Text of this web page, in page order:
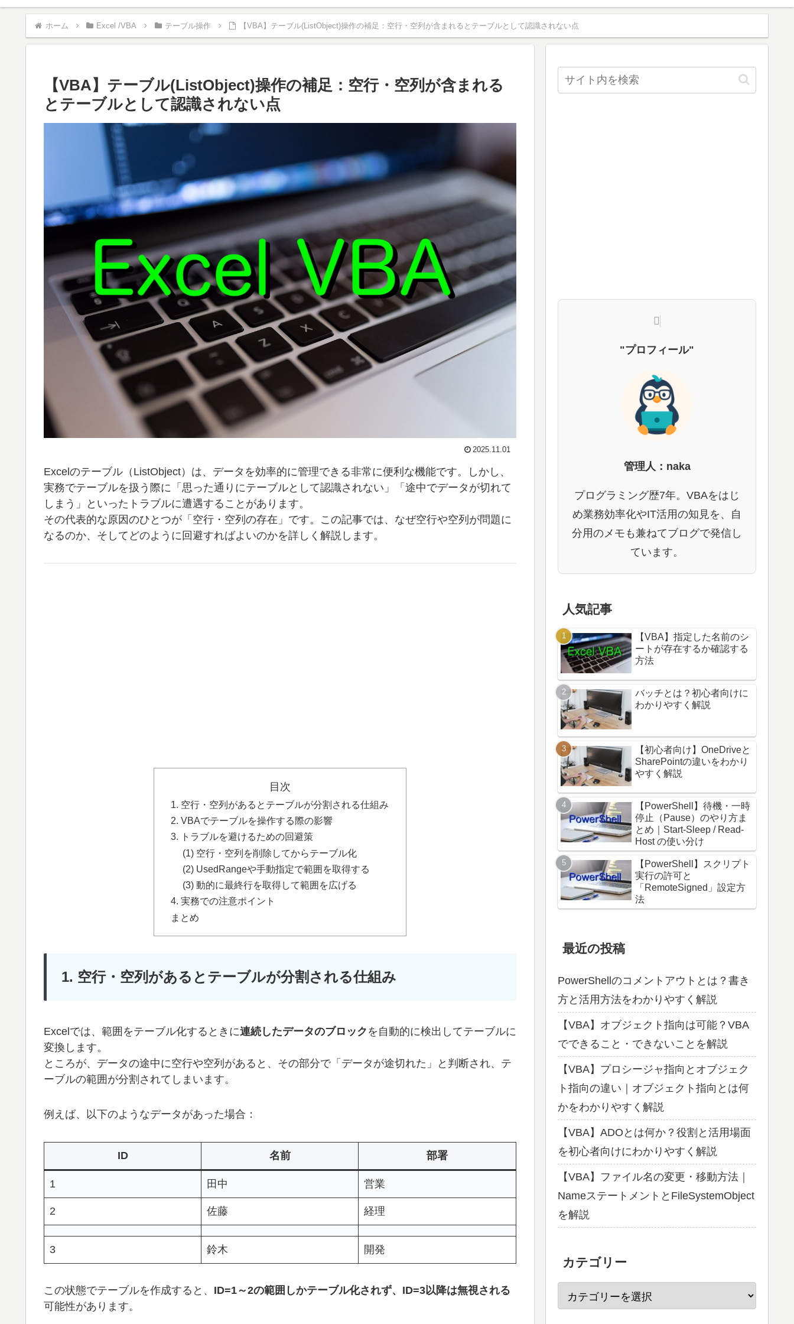
ホーム Excel /VBA テーブル操作 【VBA】テーブル(ListObject)操作の補足：空行・空列が含まれるとテーブルとして認識されない点
【VBA】テーブル(ListObject)操作の補足：空行・空列が含まれる
とテーブルとして認識されない点
2025.11.01
Excelのテーブル（ListObject）は、データを効率的に管理できる非常に便利な機能です。しかし、
実務でテーブルを扱う際に「思った通りにテーブルとして認識されない」「途中でデータが切れて
しまう」といったトラブルに遭遇することがあります。
その代表的な原因のひとつが「空行・空列の存在」です。この記事では、なぜ空行や空列が問題に
なるのか、そしてどのように回避すればよいのかを詳しく解説します。
目次
1. 空行・空列があるとテーブルが分割される仕組み
2. VBAでテーブルを操作する際の影響
3. トラブルを避けるための回避策
(1) 空行・空列を削除してからテーブル化
(2) UsedRangeや手動指定で範囲を取得する
(3) 動的に最終行を取得して範囲を広げる
4. 実務での注意ポイント
まとめ
1. 空行・空列があるとテーブルが分割される仕組み
Excelでは、範囲をテーブル化するときに連続したデータのブロック を自動的に検出してテーブルに
変換します。
ところが、データの途中に空行や空列があると、その部分で「データが途切れた」と判断され、テ
ーブルの範囲が分割されてしまいます。
例えば、以下のようなデータがあった場合：
ID 名前 部署
1 田中 営業
2 佐藤 経理
3 鈴木 開発
この状態でテーブルを作成すると、 ID=1～2の範囲しかテーブル化されず、ID=3以降は無視される
可能性があります。
"プロフィール"
管理人：naka
プログラミング歴7年。VBAをはじ
め業務効率化やIT活用の知見を、自
分用のメモも兼ねてブログで発信し
ています。
人気記事
【VBA】指定した名前のシ
ートが存在するか確認する
方法
バッチとは？初心者向けに
わかりやすく解説
【初心者向け】OneDriveと
SharePointの違いをわかり
やすく解説
【PowerShell】待機・一時
停止（Pause）のやり方ま
とめ｜Start-Sleep / Read-
Host の使い分け
【PowerShell】スクリプト
実行の許可と
「RemoteSigned」設定方
法
最近の投稿
PowerShellのコメントアウトとは？書き
方と活用方法をわかりやすく解説
【VBA】オブジェクト指向は可能？VBA
でできること・できないことを解説
【VBA】プロシージャ指向とオブジェク
ト指向の違い｜オブジェクト指向とは何
かをわかりやすく解説
【VBA】ADOとは何か？役割と活用場面
を初心者向けにわかりやすく解説
【VBA】ファイル名の変更・移動方法｜
NameステートメントとFileSystemObject
を解説
カテゴリー